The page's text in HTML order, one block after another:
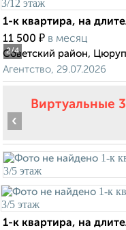
2/4
1-к квартира, на
11 500 ₽ в месяц
Советский район,
Агентство, 29.07.2026
Виртуальные
‹
1-к квартира, на